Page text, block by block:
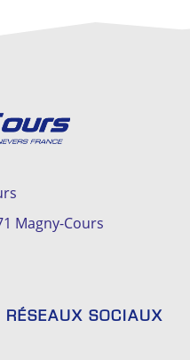
Magny-Cours
SOCIAUX